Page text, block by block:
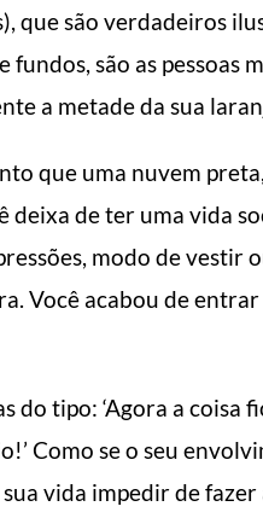
que são verdadeiros
são as pessoas
a metade da sua
que uma nuvem
deixa de ter uma vida
modo de vestir
Você acabou de
tipo: ‘Agora a coisa
Como se o seu
vida impedir de fazer